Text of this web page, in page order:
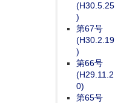
(H30.5.25
)
第67号
(H30.2.19
)
第66号
(H29.11.2
0)
第65号